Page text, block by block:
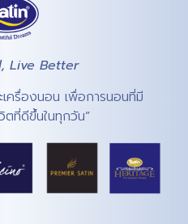
Live Better
ครื่องนอน เพื่อการนอนที่มี
ที่ดีขึ้นในทุกวัน”